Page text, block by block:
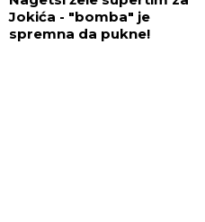
Jokića - "bomba" je
spremna da pukne!